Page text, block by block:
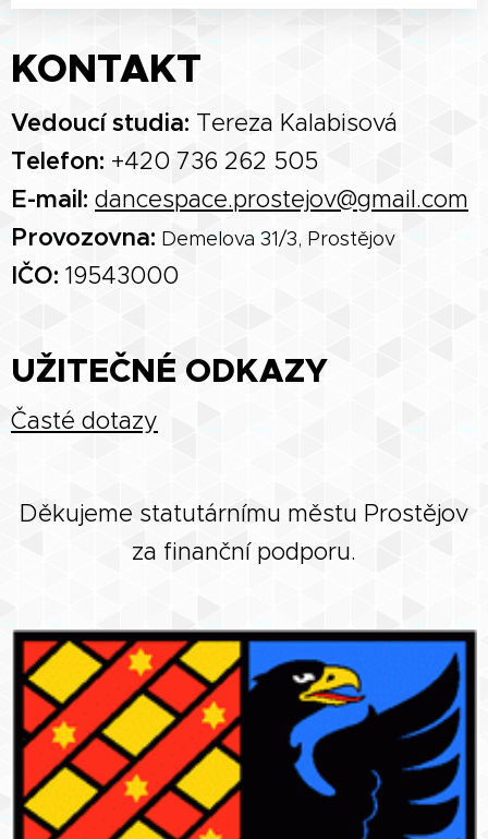
KONTAKT
Vedoucí studia: Tereza Kalabisová
Telefon: +420 736 262 505
E-mail: dancespace.prostejov@gmail.com
Provozovna: Demelova 31/3, Prostějov
IČO: 19543000
UŽITEČNÉ ODKAZY
Časté dotazy
Děkujeme statutárnímu městu Prostějov
za finanční podporu.